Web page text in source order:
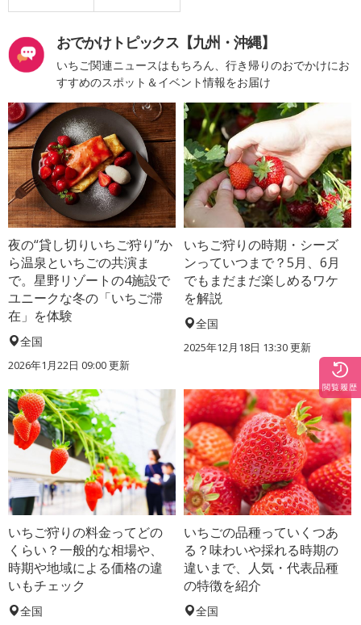
おでかけトピックス【九州・沖縄】
いちご関連ニュースはもちろん、行き帰りのおでかけにお
すすめのスポット＆イベント情報をお届け
夜の“貸し切りいちご狩り”か
ら温泉といちごの共演ま
で。星野リゾートの4施設で
ユニークな冬の「いちご滞
在」を体験
全国
2026年1月22日 09:00 更新
いちご狩りの時期・シーズ
ンっていつまで？5月、6月
でもまだまだ楽しめるワケ
を解説
全国
2025年12月18日 13:30 更新
いちご狩りの料金ってどの
くらい？一般的な相場や、
時期や地域による価格の違
いもチェック
全国
いちごの品種っていくつあ
る？味わいや採れる時期の
違いまで、人気・代表品種
の特徴を紹介
全国
閲覧履歴